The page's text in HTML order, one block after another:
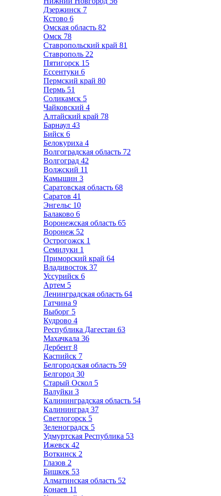
Дзержинск 7
Кстово 6
Омская область 82
Омск 78
Ставропольский край 81
Ставрополь 22
Пятигорск 15
Ессентуки 6
Пермский край 80
Пермь 51
Соликамск 5
Чайковский 4
Алтайский край 78
Барнаул 43
Бийск 6
Белокуриха 4
Волгоградская область 72
Волгоград 42
Волжский 11
Камышин 3
Саратовская область 68
Саратов 41
Энгельс 10
Балаково 6
Воронежская область 65
Воронеж 52
Острогожск 1
Семилуки 1
Приморский край 64
Владивосток 37
Уссурийск 6
Артем 5
Ленинградская область 64
Гатчина 9
Выборг 5
Кудрово 4
Республика Дагестан 63
Махачкала 36
Дербент 8
Каспийск 7
Белгородская область 59
Белгород 30
Старый Оскол 5
Валуйки 3
Калининградская область 54
Калининград 37
Светлогорск 5
Зеленоградск 5
Удмуртская Республика 53
Ижевск 42
Воткинск 2
Глазов 2
Бишкек 53
Алматинская область 52
Конаев 11